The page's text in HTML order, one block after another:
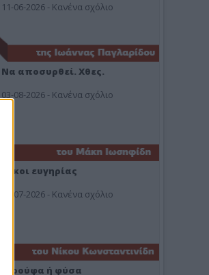
11-06-2026 - Κανένα σχόλιο
Να αποσυρθεί. Χθες.
03-08-2026 - Κανένα σχόλιο
Οίκοι ευγηρίας
24-07-2026 - Κανένα σχόλιο
Ή ρούφα ή φύσα